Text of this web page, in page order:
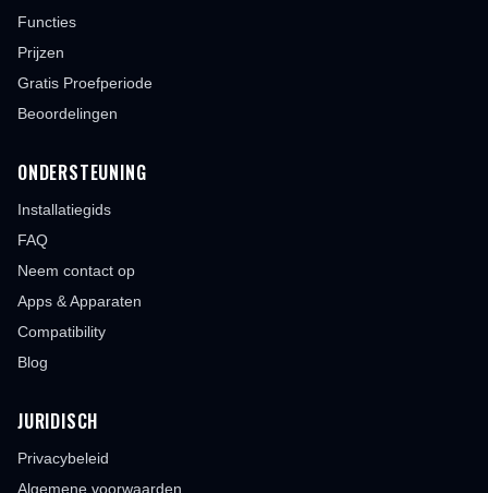
Functies
Prijzen
Gratis Proefperiode
Beoordelingen
ONDERSTEUNING
Installatiegids
FAQ
Neem contact op
Apps & Apparaten
Compatibility
Blog
JURIDISCH
Privacybeleid
Algemene voorwaarden